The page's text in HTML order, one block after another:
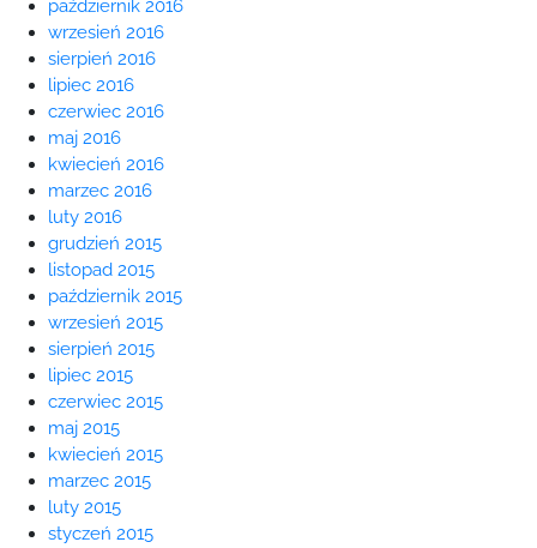
październik 2016
wrzesień 2016
sierpień 2016
lipiec 2016
czerwiec 2016
maj 2016
kwiecień 2016
marzec 2016
luty 2016
grudzień 2015
listopad 2015
październik 2015
wrzesień 2015
sierpień 2015
lipiec 2015
czerwiec 2015
maj 2015
kwiecień 2015
marzec 2015
luty 2015
styczeń 2015